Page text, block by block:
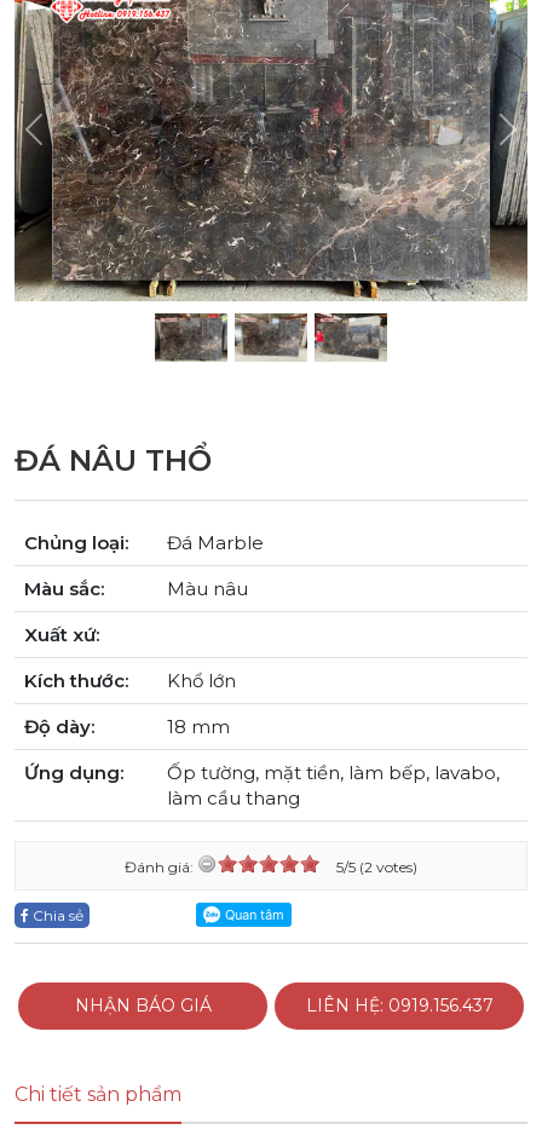
Previous
ĐÁ NÂU THỔ
Chủng loại:
Đá Marble
Màu sắc:
Màu nâu
Xuất xứ:
Kích thước:
Khổ lớn
Độ dày:
18 mm
Ứng dụng:
Ốp tường, mặt tiền, làm bếp, lavabo,
làm cầu thang
Đánh giá: 5/5 (2 votes)
Chia sẻ
NHẬN BÁO GIÁ LIÊN HỆ: 0919.156.437
Chi tiết sản phẩm